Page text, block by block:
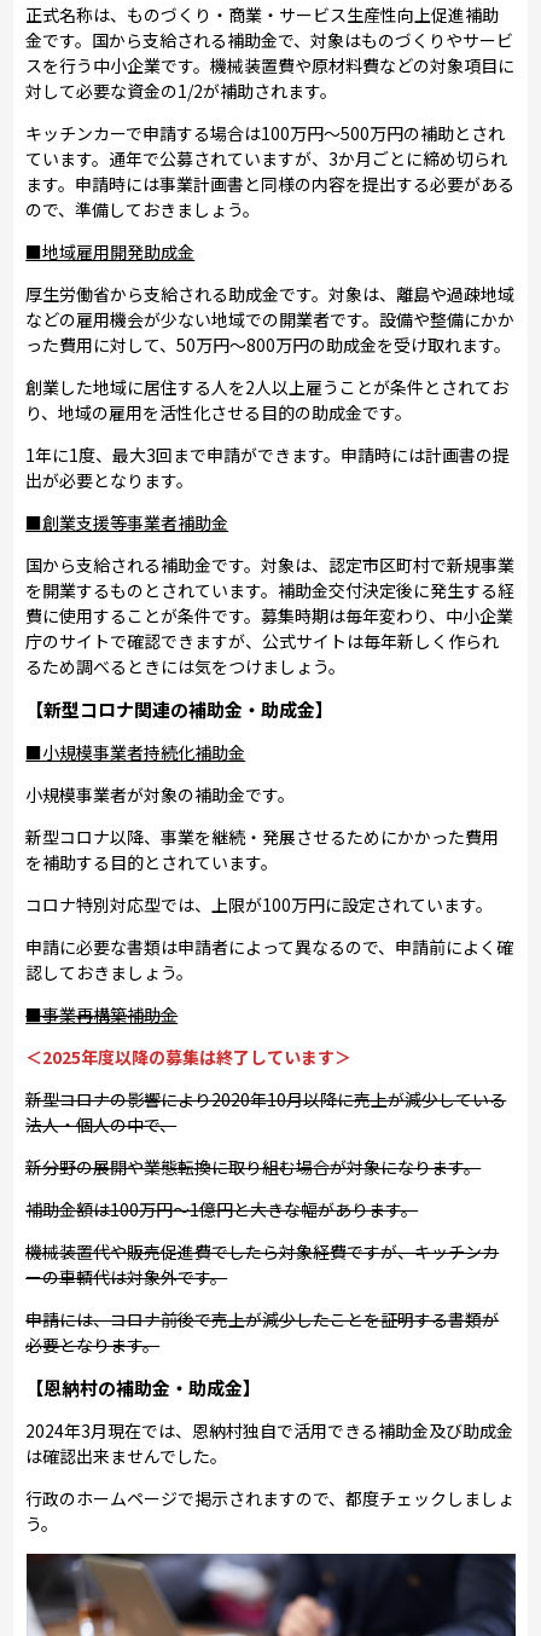
正式名称は、ものづくり・商業・サービス生産性向上促進補助
金です。国から支給される補助金で、対象はものづくりやサービ
スを行う中小企業です。機械装置費や原材料費などの対象項目に
対して必要な資金の1/2が補助されます。
キッチンカーで申請する場合は100万円～500万円の補助とされ
ています。通年で公募されていますが、3か月ごとに締め切られ
ます。申請時には事業計画書と同様の内容を提出する必要がある
ので、準備しておきましょう。
■地域雇用開発助成金
厚生労働省から支給される助成金です。対象は、離島や過疎地域
などの雇用機会が少ない地域での開業者です。設備や整備にかか
った費用に対して、50万円～800万円の助成金を受け取れます。
創業した地域に居住する人を2人以上雇うことが条件とされてお
り、地域の雇用を活性化させる目的の助成金です。
1年に1度、最大3回まで申請ができます。申請時には計画書の提
出が必要となります。
■創業支援等事業者補助金
国から支給される補助金です。対象は、認定市区町村で新規事業
を開業するものとされています。補助金交付決定後に発生する経
費に使用することが条件です。募集時期は毎年変わり、中小企業
庁のサイトで確認できますが、公式サイトは毎年新しく作られ
るため調べるときには気をつけましょう。
【新型コロナ関連の補助金・助成金】
■小規模事業者持続化補助金
小規模事業者が対象の補助金です。
新型コロナ以降、事業を継続・発展させるためにかかった費用
を補助する目的とされています。
コロナ特別対応型では、上限が100万円に設定されています。
申請に必要な書類は申請者によって異なるので、申請前によく確
認しておきましょう。
■事業再構築補助金
＜2025年度以降の募集は終了しています＞
新型コロナの影響により2020年10月以降に売上が減少している
法人・個人の中で、
新分野の展開や業態転換に取り組む場合が対象になります。
補助金額は100万円～1億円と大きな幅があります。
機械装置代や販売促進費でしたら対象経費ですが、キッチンカ
ーの車輌代は対象外です。
申請には、コロナ前後で売上が減少したことを証明する書類が
必要となります。
【恩納村の補助金・助成金】
2024年3月現在では、恩納村独自で活用できる補助金及び助成金
は確認出来ませんでした。
行政のホームページで掲示されますので、都度チェックしましょ
う。